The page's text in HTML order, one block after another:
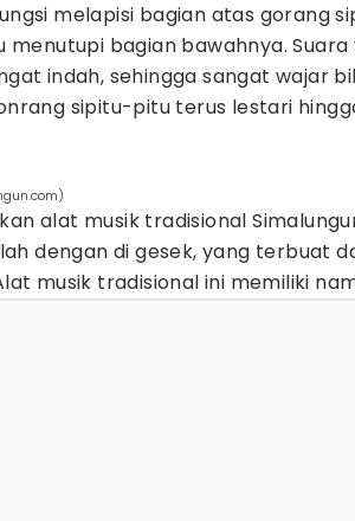
melapisi bagian atas gorang
menutupi bagian bawahnya. Suara
indah, sehingga sangat wajar
sipitu-pitu terus lestari
alat musik tradisional
dengan di gesek, yang terbuat
musik tradisional ini memiliki